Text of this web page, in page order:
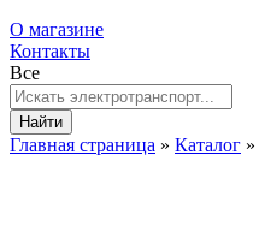
О магазине
Контакты
Все
Найти
Главная страница » Каталог »